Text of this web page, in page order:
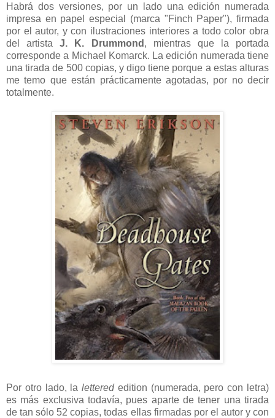
Habrá dos versiones, por un lado una edición numerada
impresa en papel especial (marca "Finch Paper"), firmada
por el autor, y con ilustraciones interiores a todo color obra
del artistaJ. K. Drummond , mientras que la portada
corresponde a Michael Komarck. La edición numerada tiene
una tirada de 500 copias, y digo tiene porque a estas alturas
me temo que están prácticamente agotadas, por no decir
totalmente.
Por otro lado, laletterededition (numerada, pero con letra)
es más exclusiva todavía, pues aparte de tener una tirada
de tan sólo 52 copias, todas ellas firmadas por el autor y con